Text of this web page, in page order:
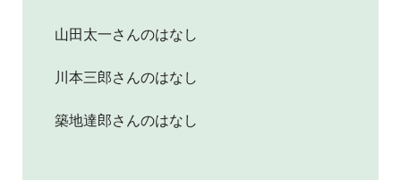
山田太一さんのはなし
川本三郎さんのはなし
築地達郎さんのはなし